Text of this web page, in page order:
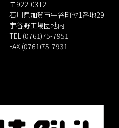
〒922-0312
石川県加賀市宇谷町ヤ1番地29
宇谷野工場団地内
TEL (0761)75-7951
FAX (0761)75-7931